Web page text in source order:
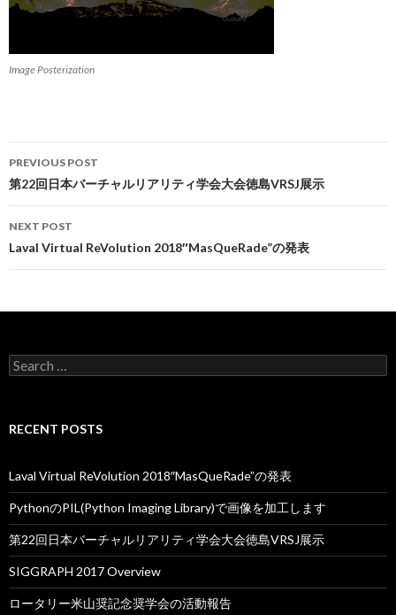
Image Posterization
Post
navigation
PREVIOUS POST
第22回日本バーチャルリアリティ学会大会徳島VRSJ展示
NEXT POST
Laval Virtual ReVolution 2018″MasQueRade”の発表
S
e
c
o
r
:
RECENT POSTS
Laval Virtual ReVolution 2018″MasQueRade”の発表
PythonのPIL(Python Imaging Library)で画像を加工します
第22回日本バーチャルリアリティ学会大会徳島VRSJ展示
SIGGRAPH 2017 Overview
ロータリー米山奨記念奨学会の活動報告